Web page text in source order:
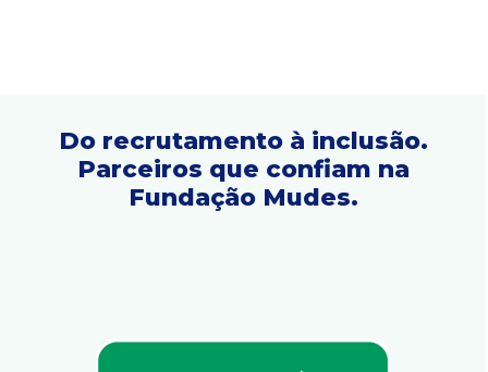
Do recrutamento à inclusão.
Parceiros que confiam na
Fundação Mudes.